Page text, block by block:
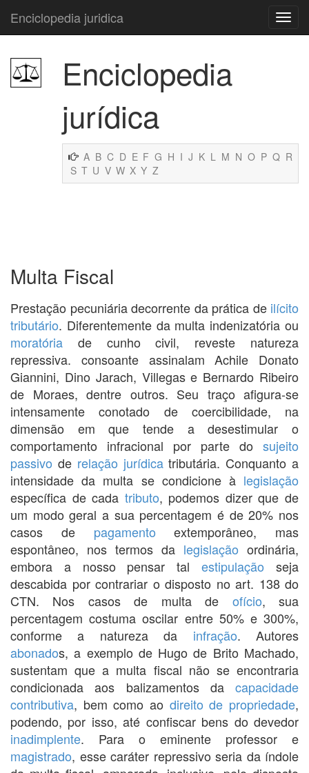
Enciclopedia juridica
Enciclopedia
jurídica
A B C D E F G H I J K L M N O P Q R
S T U V W X Y Z
Multa Fiscal
Prestação pecuniária decorrente da prática de ilícito
tributário. Diferentemente da multa indenizatória ou
moratória de cunho civil, reveste natureza
repressiva. consoante assinalam Achile Donato
Giannini, Dino Jarach, Villegas e Bernardo Ribeiro
de Moraes, dentre outros. Seu traço afigura-se
intensamente conotado de coercibilidade, na
dimensão em que tende a desestimular o
comportamento infracional por parte do sujeito
passivo de relação jurídicatributária. Conquanto a
intensidade da multa se condicione à legislação
específica de cada tributo, podemos dizer que de
um modo geral a sua percentagem é de 20% nos
casos de pagamento extemporâneo, mas
espontâneo, nos termos da legislação ordinária,
embora a nosso pensar talestipulação seja
descabida por contrariar o disposto no art. 138 do
CTN. Nos casos de multa de ofício, sua
percentagem costuma oscilar entre 50% e 300%,
conforme a natureza da infração. Autores
abonados, a exemplo de Hugo de Brito Machado,
sustentam que a multa fiscal não se encontraria
condicionada aos balizamentos da capacidade
contributiva, bem como ao direito de propriedade,
podendo, por isso, até confiscar bens do devedor
inadimplente. Para o eminente professor e
magistrado, esse caráter repressivo seria da índole